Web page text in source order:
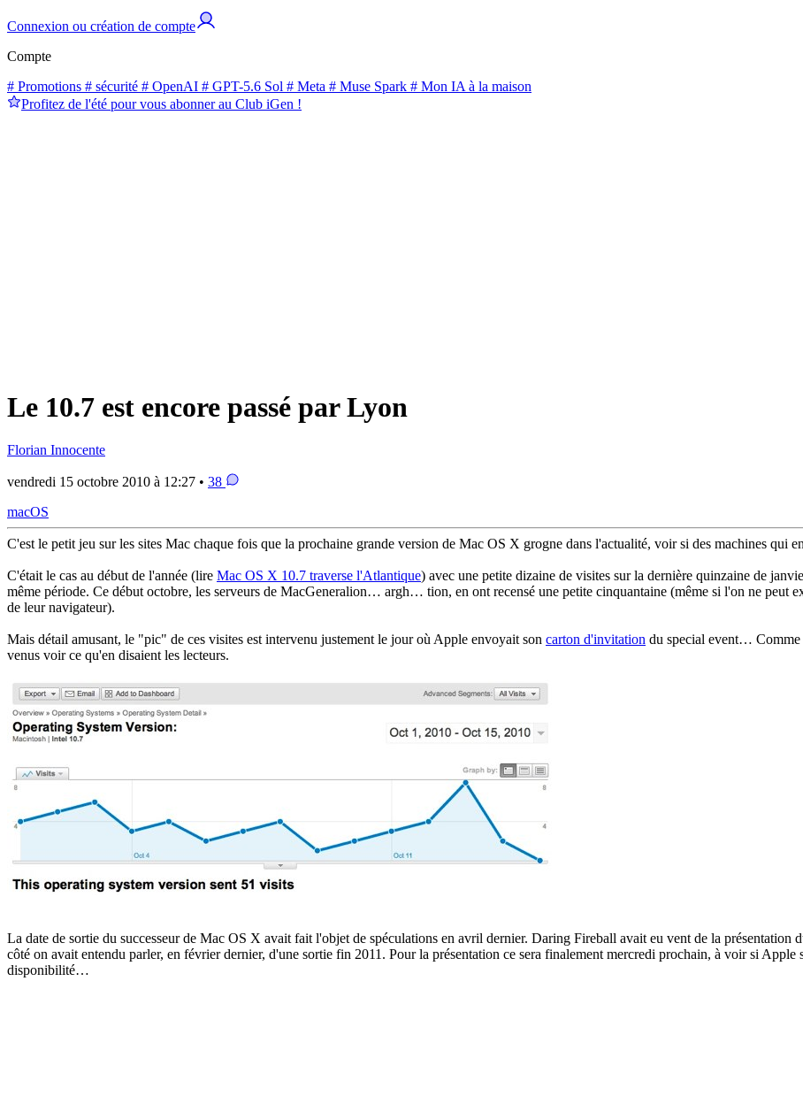
Connexion ou création de compte
Compte
# Promotions # sécurité # OpenAI # GPT-5.6 Sol # Meta # Muse Spark # Mon IA à la maison
Profitez de l'été pour vous abonner au Club iGen !
Le 10.7 est encore passé par Lyon
Florian Innocente
vendredi 15 octobre 2010 à 12:27 • 38
macOS
C'est le petit jeu sur les sites Mac chaque fois que la prochaine grande version de Mac OS X grogne dans l'actualité, voir si des machines qui
C'était le cas au début de l'année (lire Mac OS X 10.7 traverse l'Atlantique) avec une petite dizaine de visites sur la dernière quinzaine de
même période. Ce début octobre, les serveurs de MacGeneralion… argh… tion, en ont recensé une petite cinquantaine (même si l'on ne peut
de leur navigateur).
Mais détail amusant, le "pic" de ces visites est intervenu justement le jour où Apple envoyait son carton d'invitation du special event… Comme
venus voir ce qu'en disaient les lecteurs.
La date de sortie du successeur de Mac OS X avait fait l'objet de spéculations en avril dernier. Daring Fireball avait eu vent de la présentation
côté on avait entendu parler, en février dernier, d'une sortie fin 2011. Pour la présentation ce sera finalement mercredi prochain, à voir si Apple
disponibilité…